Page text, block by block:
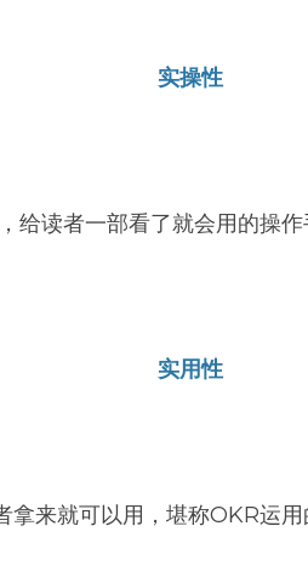
实操性
给读者一部看了就会用的操作
实用性
来就可以用，堪称OKR运用